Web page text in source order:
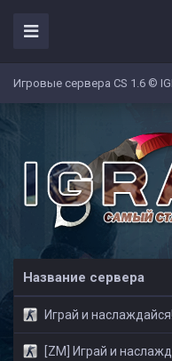
Игровые сервера CS 1.6 ©
Название сервера
Играй и наслаждайся!
[ZM] Играй и наслаждайся! ©